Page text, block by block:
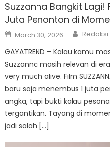
Suzzanna Bangkit Lagi!
Juta Penonton di
Posted
on
March 30, 2026 Author
Redaksi
GAYATREND – Kalau kamu
Suzzanna masih relevan di
very much alive. Film
baru saja menembus 1 juta
angka, tapi bukti kalau
tergantikan. Tayang di
jadi salah […]